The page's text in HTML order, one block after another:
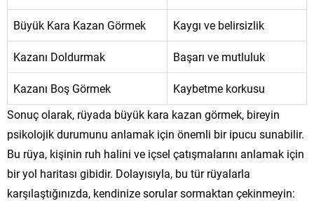
Büyük Kara Kazan Görmek Kaygı ve belirsizlik
Kazanı Doldurmak Başarı ve mutluluk
Kazanı Boş Görmek
Kaybetme korkusu
Sonuç olarak, rüyada büyük kara kazan görmek, bireyin
psikolojik durumunu anlamak için önemli bir ipucu sunabilir.
Bu rüya, kişinin ruh halini ve içsel çatışmalarını anlamak için
bir yol haritası gibidir. Dolayısıyla, bu tür rüyalarla
karşılaştığınızda, kendinize sorular sormaktan çekinmeyin: